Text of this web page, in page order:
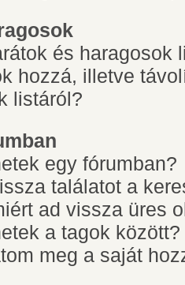
és haragosok
hozzá, illetve
listáról?
egy fórumban?
találatot a
ad vissza üres
a tagok között?
meg a saját